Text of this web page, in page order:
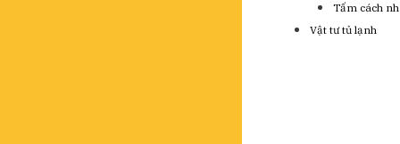
Tấm cách
Vật tư tủ lạnh